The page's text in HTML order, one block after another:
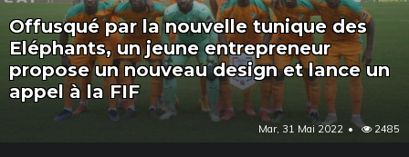
Offusqué par la nouvelle tunique des
Eléphants, un jeune entrepreneur
propose un nouveau design et lance un
appel à la FIF
Mar, 31 Mai 2022 2485